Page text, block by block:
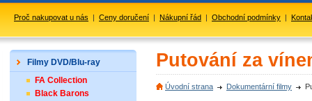
Proč nakupovat u nás | Ceny doručení | Nákupní řád | Obchodní podmínky |
Filmy DVD/Blu-ray
FA Collection
Black Barons
Putování za
Úvodní strana Dokumentární filmy